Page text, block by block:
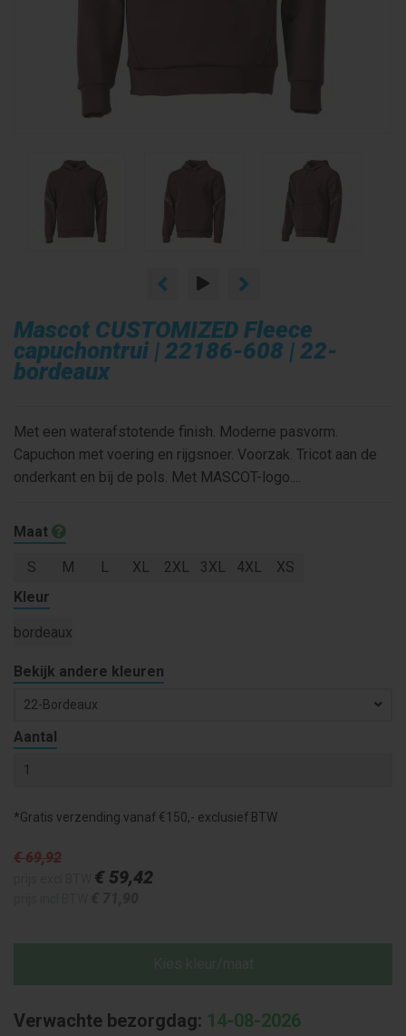
Mascot CUSTOMIZED Fleece
capuchontrui | 22186-608 | 22-
bordeaux
Met een waterafstotende finish. Moderne pasvorm.
Capuchon met voering en rijgsnoer. Voorzak. Tricot aan de
onderkant en bij de pols. Met MASCOT-logo....
Maat
S M L XL 2XL 3XL 4XL
XS
Kleur
bordeaux
Bekijk andere kleuren
22-Bordeaux
Aantal
*Gratis verzending vanaf €150,- exclusief BTW
€ 69,92
€ 59,42
Verwachte bezorgdag: 14-08-2026